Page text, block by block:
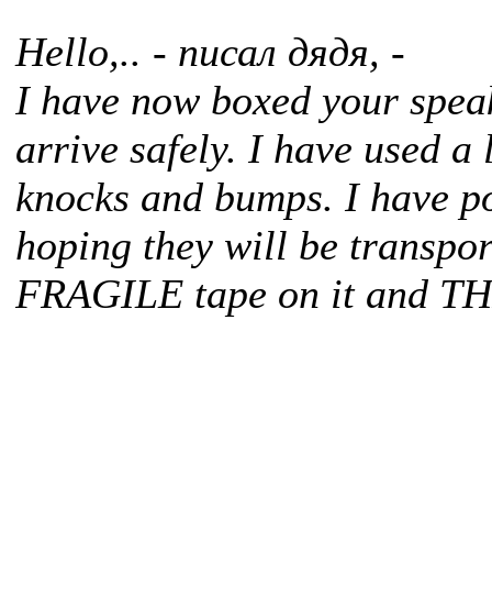
Hello,.. - писал дядя, -
I have now boxed your
arrive safely. I have used
knocks and bumps. I have
hoping they will be
FRAGILE tape on it and